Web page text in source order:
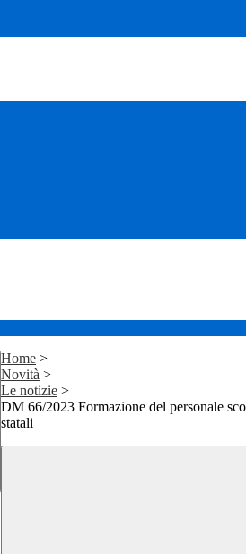
Home >
Novità >
Le notizie >
DM 66/2023 Formazione del personale
statali